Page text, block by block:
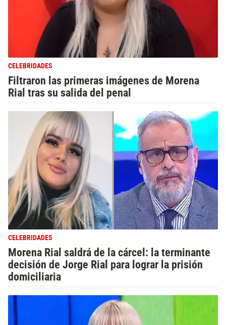
CELEBRIDADES
Filtraron las primeras imágenes de Morena
Rial tras su salida del penal
CELEBRIDADES
Morena Rial saldrá de la cárcel: la terminante
decisión de Jorge Rial para lograr la prisión
domiciliaria